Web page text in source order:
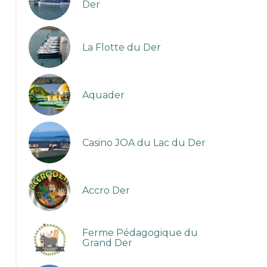
image
Der
La Flotte du Der
Aquader
Casino JOA du Lac du Der
Accro Der
Ferme Pédagogique du
Grand Der